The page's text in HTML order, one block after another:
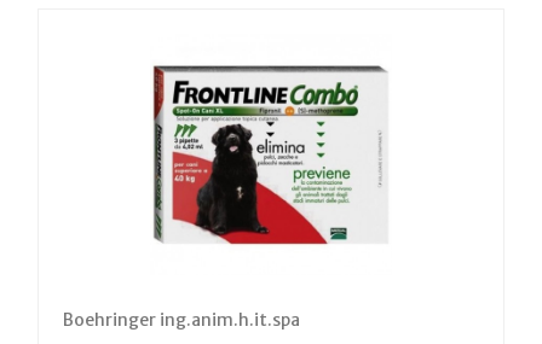
Boehringer ing.anim.h.it.spa